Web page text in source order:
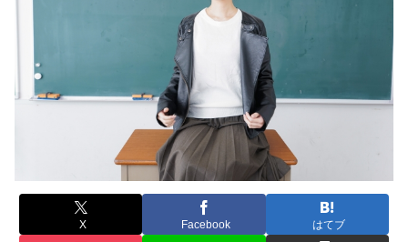
X Facebook はてブ